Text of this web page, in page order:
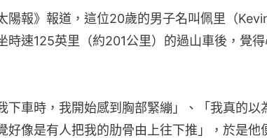
陽報》報道，這位20歲的男子名叫佩里（
時速125英里（約201公里）的過山車後，覺
下車時，我開始感到胸部緊繃」、「我真的以
好像是有人把我的肋骨由上往下推」，於是他